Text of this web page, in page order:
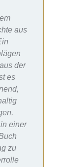
aus
der
es
einer
zu